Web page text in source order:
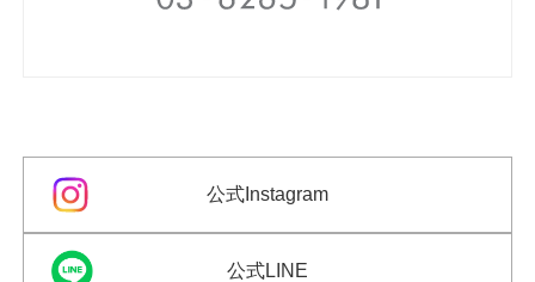
公式Instagram
公式LINE